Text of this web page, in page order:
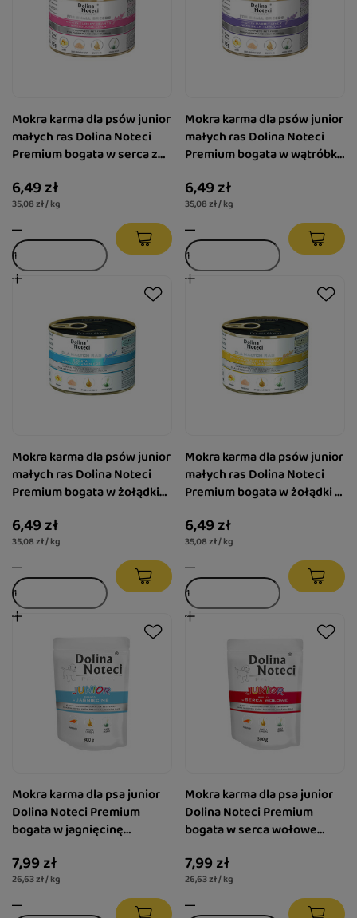
Mokra karma dla psów junior
małych ras Dolina Noteci
Premium bogata w serca z
puszka 185 g
6,49 zł
35,08 zł / kg
Mokra karma dla psów junior
małych ras Dolina Noteci
Premium bogata w wątróbkę
puszka 185 g
6,49 zł
35,08 zł / kg
Mokra karma dla psów junior
małych ras Dolina Noteci
Premium bogata w żołądki
6,49 zł
35,08 zł / kg
Mokra karma dla psów junior
małych ras Dolina Noteci
Premium bogata w żołądki z
puszka 185 g
6,49 zł
35,08 zł / kg
Mokra karma dla psa junior
Dolina Noteci Premium
bogata w jagnięcinę
7,99 zł
26,63 zł / kg
Mokra karma dla psa junior
Dolina Noteci Premium
bogata w serca wołowe
7,99 zł
26,63 zł / kg